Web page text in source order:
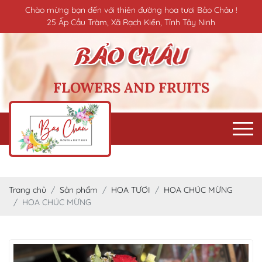
Chào mừng bạn đến với thiên đường hoa tươi Bảo Châu !
25 Ấp Cầu Tràm, Xã Rạch Kiến, Tỉnh Tây Ninh
FLOWERS AND FRUITS
Trang chủ Sản phẩm HOA TƯƠI
HOA CHÚC MỪNG
HOA CHÚC MỪNG